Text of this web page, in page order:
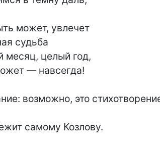
может, увлечет
месяц, целый год,
возможно, это